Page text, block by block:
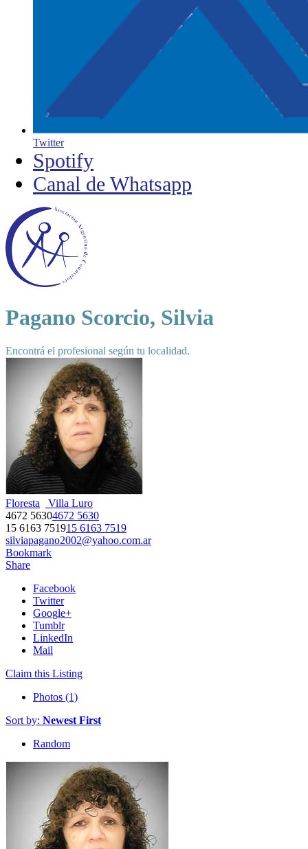
Twitter
Spotify
Canal de Whatsapp
Pagano Scorcio, Silvia
Encontrá el profesional según tu localidad.
Floresta
Villa Luro
4672 56304672 5630
15 6163 751915 6163 7519
silviapagano2002@yahoo.com.ar
Bookmark
Share
Facebook
Twitter
Google+
Tumblr
LinkedIn
Mail
Claim this Listing
Photos (1)
Sort by: Newest First
Random